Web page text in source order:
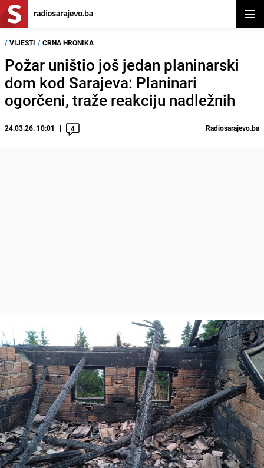
/ VIJESTI / CRNA HRONIKA
Požar uništio još jedan planinarski
dom kod Sarajeva: Planinari
ogorčeni, traže reakciju nadležnih
24.03.26. 10:01 4 Radiosarajevo.ba